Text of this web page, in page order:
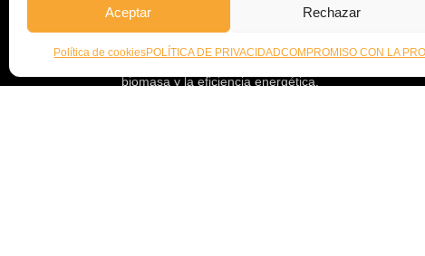
Aceptar Rechazar
Política de cookiesPOLÍTICA DE PRIVACIDADCOMPROMISO CON LA
Ecofricalia es una pyme castellano manchega con
ya que fue empresa pionera en abrir un nuevo
biomasa y la eficiencia energética.